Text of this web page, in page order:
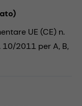
UE (CE) n.
2011 per A, B,